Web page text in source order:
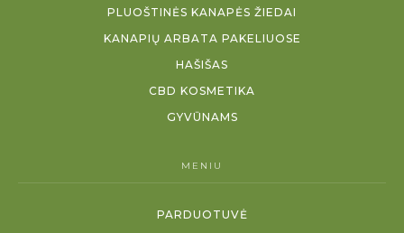
PLUOŠTINĖS KANAPĖS ŽIEDAI
KANAPIŲ ARBATA PAKELIUOSE
HAŠIŠAS
CBD KOSMETIKA
GYVŪNAMS
MENIU
PARDUOTUVĖ